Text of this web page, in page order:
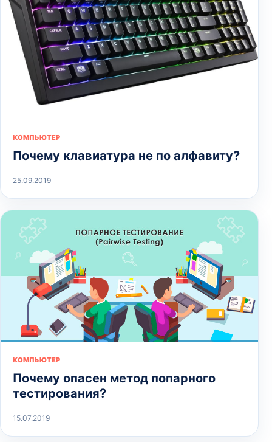
КОМПЬЮТЕР
Почему клавиатура не по алфавиту?
25.09.2019
КОМПЬЮТЕР
Почему опасен метод попарного
тестирования?
15.07.2019